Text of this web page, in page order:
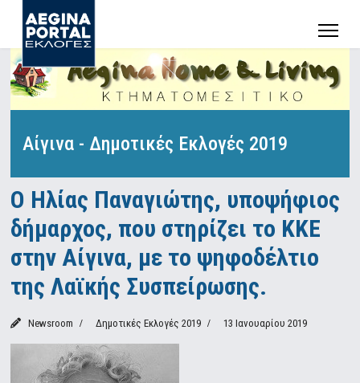
Αίγινα - Δημοτικές Εκλογές 2019
Ο Ηλίας Παναγιώτης, υποψήφιος
δήμαρχος, που στηρίζει το ΚΚΕ
στην Αίγινα, με το ψηφοδέλτιο
της Λαϊκής Συσπείρωσης.
Newsroom Δημοτικές Εκλογές 2019 13 Ιανουαρίου 2019